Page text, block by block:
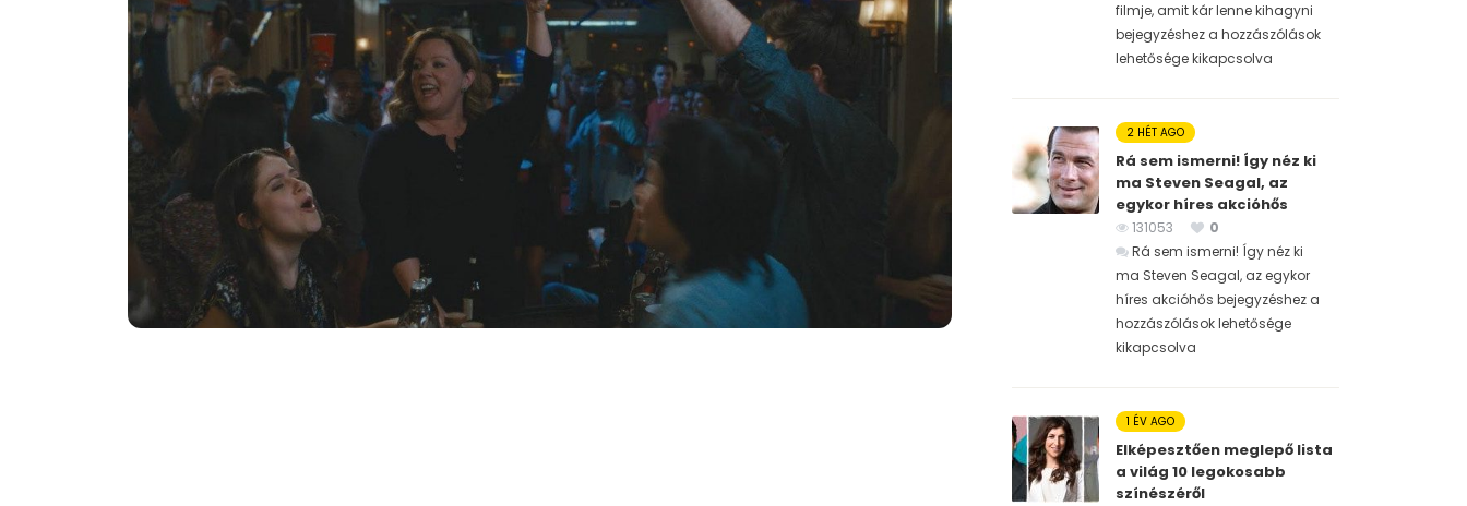
filmje, amit kár lenne kihagyni
bejegyzéshez a hozzászólások
lehetősége kikapcsolva
2 HÉT AGO
Rá sem ismerni! Így néz ki
ma Steven Seagal, az
egykor híres akcióhős
131053
0
Rá sem ismerni! Így néz ki
ma Steven Seagal, az egykor
híres akcióhős bejegyzéshez a
hozzászólások lehetősége
kikapcsolva
1 ÉV AGO
Elképesztően meglepő lista
a világ 10 legokosabb
színészéről